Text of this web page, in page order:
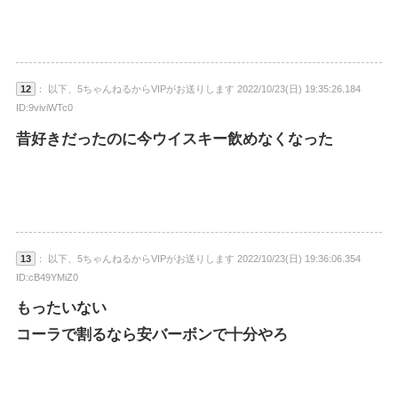
12
： 以下、5ちゃんねるからVIPがお送りします 2022/10/23(日) 19:35:26.184
ID:9viviWTc0
昔好きだったのに今ウイスキー飲めなくなった
13
： 以下、5ちゃんねるからVIPがお送りします 2022/10/23(日) 19:36:06.354
ID:cB49YMiZ0
もったいない
コーラで割るなら安バーボンで十分やろ